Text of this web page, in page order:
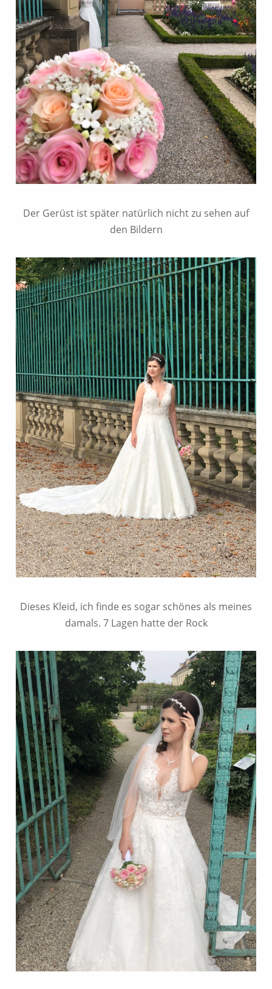
Der Gerüst ist später natürlich nicht zu sehen auf
den Bildern
Dieses Kleid, ich finde es sogar schönes als meines
damals. 7 Lagen hatte der Rock